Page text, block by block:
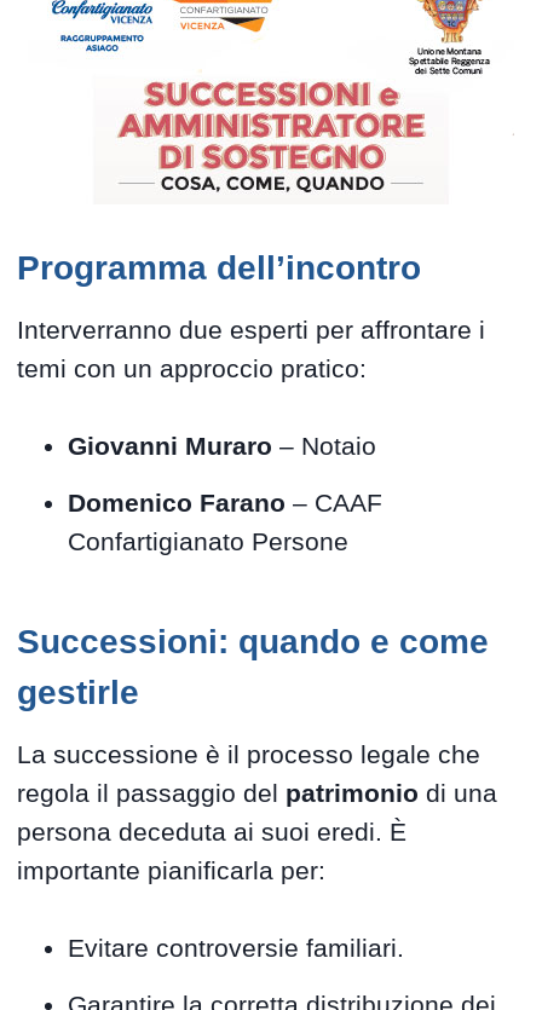
Programma dell’incontro
Interverranno due esperti per affrontare i
temi con un approccio pratico:
Giovanni Muraro – Notaio
Domenico Farano – CAAF
Confartigianato Persone
Successioni: quando e come
gestirle
La successione è il processo legale che
regola il passaggio del patrimonio di una
persona deceduta ai suoi eredi. È
importante pianificarla per:
Evitare controversie familiari.